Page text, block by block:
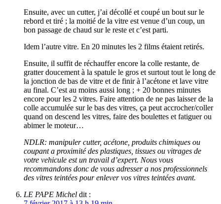
Ensuite, avec un cutter, j’ai décollé et coupé un bout sur le
rebord et tiré ; la moitié de la vitre est venue d’un coup, un
bon passage de chaud sur le reste et c’est parti.
Idem l’autre vitre. En 20 minutes les 2 films étaient retirés.
Ensuite, il suffit de réchauffer encore la colle restante, de
gratter doucement à la spatule le gros et surtout tout le long de
la jonction de bas de vitre et de finir à l’acétone et lave vitre
au final. C’est au moins aussi long ; + 20 bonnes minutes
encore pour les 2 vitres. Faire attention de ne pas laisser de la
colle accumulée sur le bas des vitres, ça peut accrocher/coller
quand on descend les vitres, faire des boulettes et fatiguer ou
abimer le moteur…
NDLR: manipuler cutter, acétone, produits chimiques ou
coupant a proximité des plastiques, tissues ou vitrages de
votre vehicule est un travail d’expert. Nous vous
recommandons donc de vous adresser a nos professionnels
des vitres teintées pour enlever vos vitres teintées avant.
LE PAPE Michel dit :